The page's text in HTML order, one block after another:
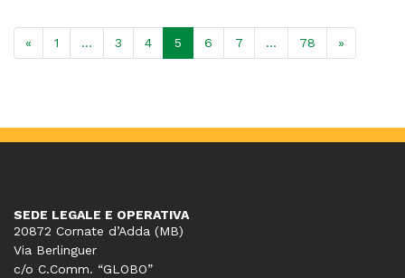
« 1 … 3 4 5 6 7 … 78 »
SEDE LEGALE E OPERATIVA
20872 Cornate d’Adda (MB)
Via Berlinguer
c/o C.Comm. “GLOBO”